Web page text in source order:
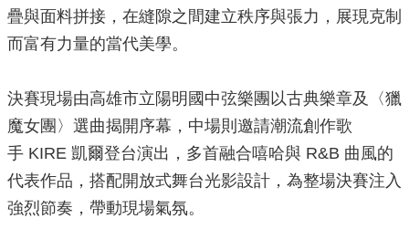
雙
語
Facebook
Instagram
Line
隱
疊與面料拼接，在縫隙之間建立秩序與張力，展現克制
而富有力量的當代美學。
決賽現場由高雄市立陽明國中弦樂團以古典樂章及〈獵
魔女團〉選曲揭開序幕，中場則邀請潮流創作歌
手 KIRE 凱爾登台演出，多首融合嘻哈與 R&B 曲風的
代表作品，搭配開放式舞台光影設計，為整場決賽注入
強烈節奏，帶動現場氣氛。